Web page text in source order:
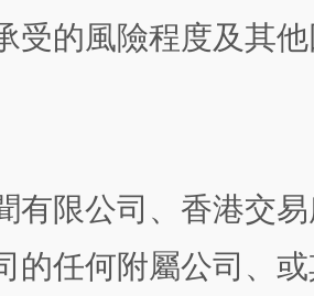
受的風險程度及其
有限公司、香港交
的任何附屬公司、